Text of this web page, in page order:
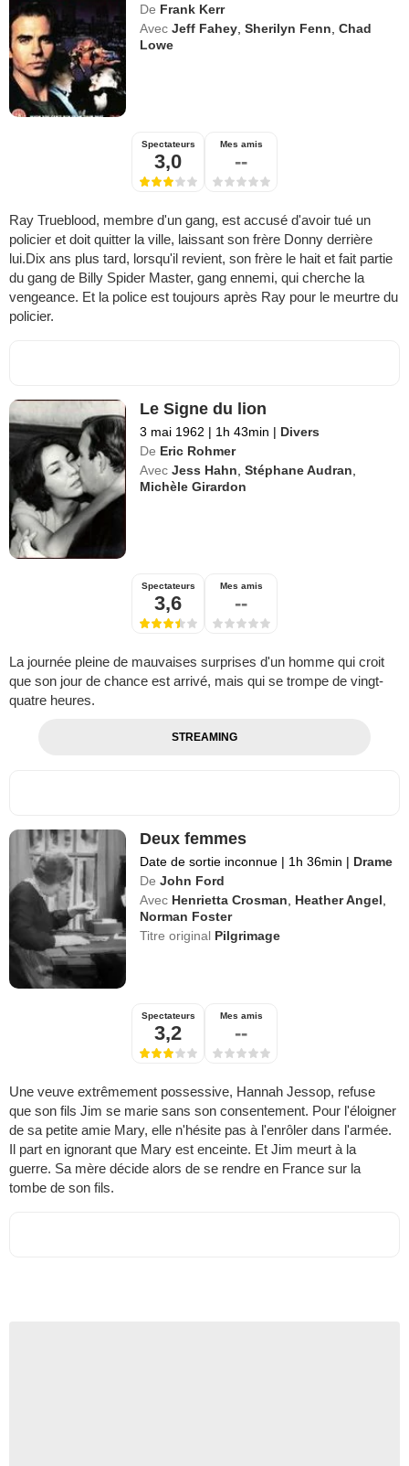
De Frank Kerr
Avec Jeff Fahey ,Sherilyn Fenn ,Chad
Lowe
Spectateurs
3,0
Mes amis
--
Ray Trueblood, membre d'un gang, est accusé d'avoir tué un
policier et doit quitter la ville, laissant son frère Donny derrière
lui.Dix ans plus tard, lorsqu'il revient, son frère le hait et fait partie
du gang de Billy Spider Master, gang ennemi, qui cherche la
vengeance. Et la police est toujours après Ray pour le meurtre du
policier.
Le Signe du lion
3 mai 1962 | 1h 43min | Divers
De Eric Rohmer
Avec Jess Hahn ,Stéphane Audran
Michèle Girardon
Spectateurs
3,6
Mes amis
--
La journée pleine de mauvaises surprises d'un homme qui croit
que son jour de chance est arrivé, mais qui se trompe de vingt-
quatre heures.
STREAMING
Deux femmes
Date de sortie inconnue | 1h 36min | Drame
De John Ford
Avec Henrietta Crosman Heather Angel
Norman Foster
Titre original Pilgrimage
Spectateurs
3,2
Mes amis
--
Une veuve extrêmement possessive, Hannah Jessop, refuse
que son fils Jim se marie sans son consentement. Pour l'éloigner
de sa petite amie Mary, elle n'hésite pas à l'enrôler dans l'armée.
Il part en ignorant que Mary est enceinte. Et Jim meurt à la
guerre. Sa mère décide alors de se rendre en France sur la
tombe de son fils.